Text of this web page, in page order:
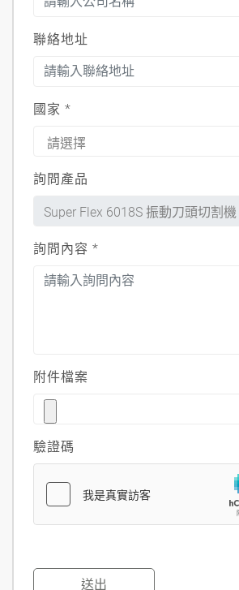
聯絡地址
國家 *
詢問產品
詢問內容 *
附件檔案
驗證碼
送出